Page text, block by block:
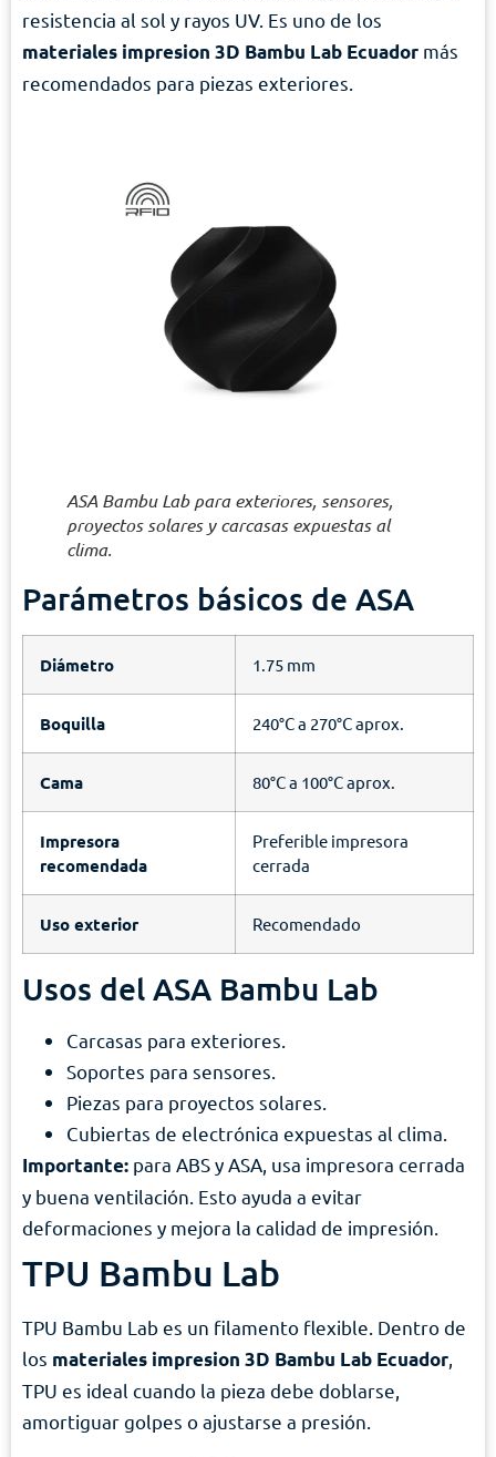
resistencia al sol y rayos UV. Es uno de los
materiales impresion 3D Bambu Lab Ecuador más
recomendados para piezas exteriores.
ASA Bambu Lab para exteriores, sensores,
proyectos solares y carcasas expuestas al
clima.
Parámetros básicos de ASA
Diámetro 1.75 mm
Boquilla 240°C a 270°C aprox.
Cama 80°C a 100°C aprox.
Impresora
recomendada
Preferible impresora
cerrada
Uso exterior Recomendado
Usos del ASA Bambu Lab
Carcasas para exteriores.
Soportes para sensores.
Piezas para proyectos solares.
Cubiertas de electrónica expuestas al clima.
Importante: para ABS y ASA, usa impresora cerrada
y buena ventilación. Esto ayuda a evitar
deformaciones y mejora la calidad de impresión.
TPU Bambu Lab
TPU Bambu Lab es un filamento flexible. Dentro de
los materiales impresion 3D Bambu Lab Ecuador
TPU es ideal cuando la pieza debe doblarse,
amortiguar golpes o ajustarse a presión.